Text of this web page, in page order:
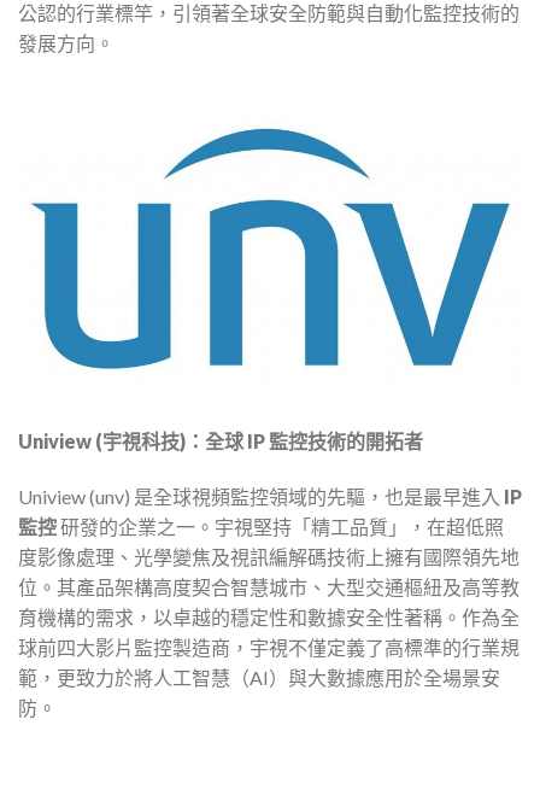
公認的行業標竿，引領著全球安全防範與自動化監控技術的
發展方向。
Uniview (宇視科技) ：全球 IP 監控技術的開拓者
Uniview (unv) 是全球視頻監控領域的先驅，也是最早進入 IP
監控研發的企業之一。宇視堅持「精工品質」，在超低照
度影像處理、光學變焦及視訊編解碼技術上擁有國際領先地
位。其產品架構高度契合智慧城市、大型交通樞紐及高等教
育機構的需求，以卓越的穩定性和數據安全性著稱。作為全
球前四大影片監控製造商，宇視不僅定義了高標準的行業規
範，更致力於將人工智慧（AI）與大數據應用於全場景安
防。